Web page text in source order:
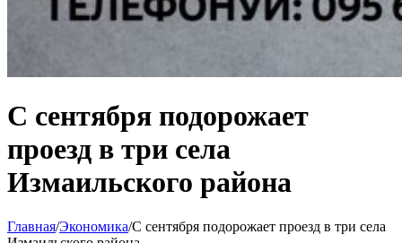
С сентября подорожает
проезд в три села
Измаильского района
Главная/Экономика/С сентября подорожает проезд в три села